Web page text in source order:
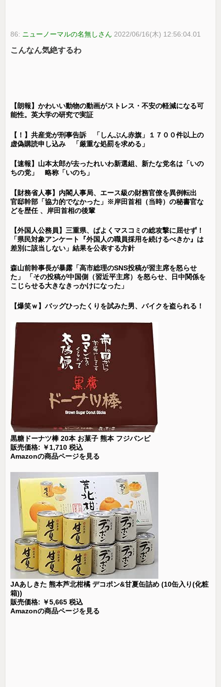
86: ニューノーマルの名無しさん 2022/06/16(木) 12:56:04.01
こんなん気絶するわ
【朗報】かわいい動物の動画がストレス・不安の軽減になる可
能性。英大学の研究で実証
【！】共産党が刑事告訴 「しんぶん赤旗」１７００件以上の
虚偽購読申し込み 「厳重な処罰を求める」
【速報】山本太郎が去ったれいわ新選組、新たな党名は「いの
ちの党」 略称「いのち」
【財務省人事】内閣人事局、エース級の財務官僚を異例転出
官邸幹部「協力的でなかった」※岸田首相（当時）の秘書官な
どを歴任 、岸田首相の後輩
【外国人公務員】三重県、ぱよくマスコミの総攻撃に屈せず！
「県民対象アンケート『外国人の職員採用を続けるべきか』は
差別に該当しない」結果を公表する方針
森山前幹事長が暴露「高市総理のSNS投稿が習主席を怒らせ
た」 「その投稿が中国側（習近平主席）を怒らせ、日中関係を
こじらせる大きなきっかけになった」
【爆笑ｗ】バッグひったくりを試みた男、バイクを盗られる！
黒糖ドーナツ棒 20本 お菓子 熊本 フジバンビ
販売価格: ￥1,710 税込
Amazonの商品ページを見る
JAあしきた 熊本芦北柑橘 デコポン&甘夏缶詰め (10缶入り(化粧
箱))
販売価格: ￥5,665 税込
Amazonの商品ページを見る